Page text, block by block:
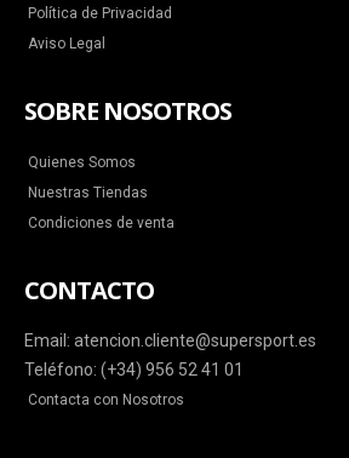
Política de Privacidad
Aviso Legal
SOBRE NOSOTROS
Quienes Somos
Nuestras Tiendas
Condiciones de venta
CONTACTO
Email: atencion.cliente@supersport.es
Teléfono: (+34) 956 52 41 01
Contacta con Nosotros